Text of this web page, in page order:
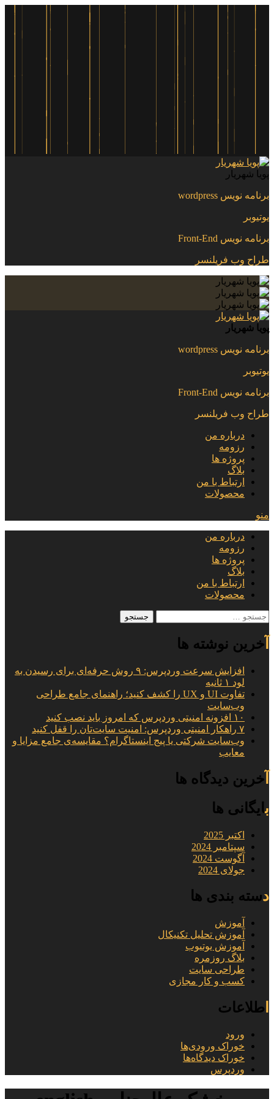
پویا شهریار
برنامه نویس wordpress
یوتیوبر
برنامه نویس Front-End
طراح وب فریلنسر
پویا شهریار
برنامه نویس wordpress
یوتیوبر
برنامه نویس Front-End
طراح وب فریلنسر
درباره من
رزومه
پروژه ها
بلاگ
ارتباط با من
محصولات
منو
درباره من
رزومه
پروژه ها
بلاگ
ارتباط با من
محصولات
جستجو
آخرین نوشته ها
افزایش سرعت وردپرس: ۹ روش حرفه‌ای برای رسیدن به
لود ۱ ثانیه
تفاوت UI و UX را کشف کنید؛ راهنمای جامع طراحی
وب‌سایت
۱۰ افزونه امنیتی وردپرس که امروز باید نصب کنید
۷ راهکار امنیتی وردپرس: امنیت سایت‌تان را قفل کنید
وب‌سایت شرکتی یا پیج اینستاگرام؟ مقایسه‌ی جامع مزایا و
معایب
آخرین دیدگاه ها
بایگانی ها
اکتبر 2025
سپتامبر 2024
آگوست 2024
جولای 2024
دسته بندی ها
آموزش
آموزش تحلیل تکنیکال
آموزش یوتیوب
بلاگ روزمره
طراحی سایت
کسب و کار مجازی
اطلاعات
ورود
خوراک ورودی‌ها
خوراک دیدگاه‌ها
وردپرس